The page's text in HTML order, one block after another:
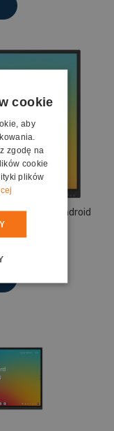
1-1C 86", Android
cookie
aby
zgodę na
cookie
plików